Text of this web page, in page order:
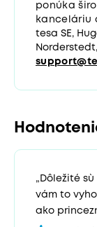
ponúka
kanceláriu
tesa SE,
„Dôležité
vám to
ako